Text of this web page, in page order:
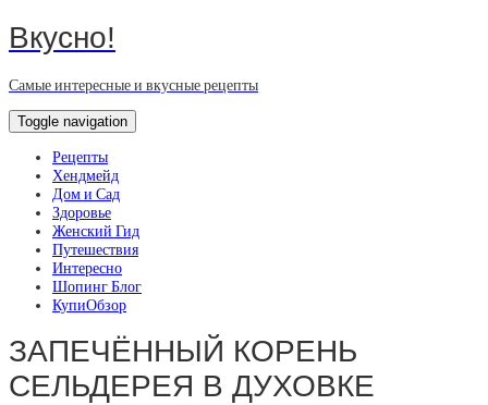
Вкусно!
Самые интересные и вкусные рецепты
Toggle navigation
Рецепты
Хендмейд
Дом и Сад
Здоровье
Женский Гид
Путешествия
Интересно
Шопинг Блог
КупиОбзор
ЗАПЕЧЁННЫЙ КОРЕНЬ
СЕЛЬДЕРЕЯ В ДУХОВКЕ